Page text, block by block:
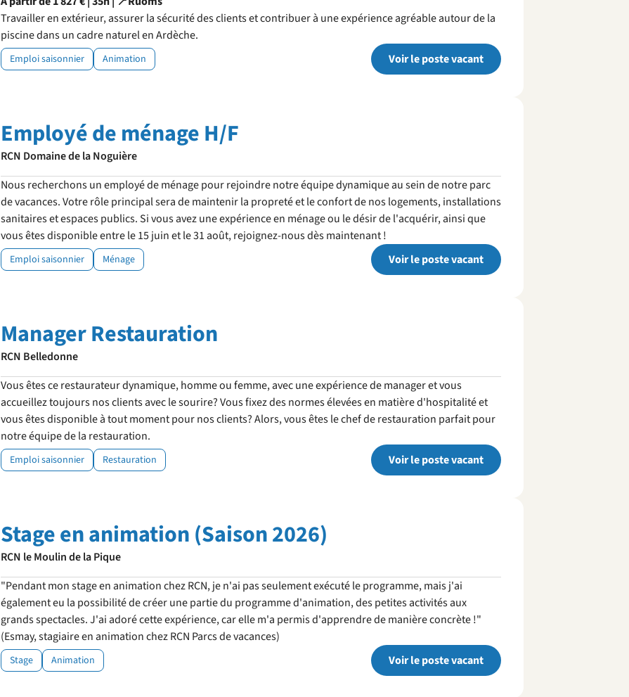
Travailler en extérieur, assurer la sécurité des clients et contribuer à une expérience agréable autour de la
piscine dans un cadre naturel en Ardèche.
Emploi saisonnier Animation Voir le poste vacant
Employé de ménage H/F
RCN Domaine de la Noguière
Nous recherchons un employé de ménage pour rejoindre notre équipe dynamique au sein de notre parc
de vacances. Votre rôle principal sera de maintenir la propreté et le confort de nos logements, installations
sanitaires et espaces publics. Si vous avez une expérience en ménage ou le désir de l'acquérir, ainsi que
vous êtes disponible entre le 15 juin et le 31 août, rejoignez-nous dès maintenant !
Emploi saisonnier Ménage Voir le poste vacant
Manager Restauration
RCN Belledonne
Vous êtes ce restaurateur dynamique, homme ou femme, avec une expérience de manager et vous
accueillez toujours nos clients avec le sourire? Vous fixez des normes élevées en matière d'hospitalité et
vous êtes disponible à tout moment pour nos clients? Alors, vous êtes le chef de restauration parfait pour
notre équipe de la restauration.
Emploi saisonnier Restauration Voir le poste vacant
Stage en animation (Saison 2026)
RCN le Moulin de la Pique
"Pendant mon stage en animation chez RCN, je n'ai pas seulement exécuté le programme, mais j'ai
également eu la possibilité de créer une partie du programme d'animation, des petites activités aux
grands spectacles. J'ai adoré cette expérience, car elle m'a permis d'apprendre de manière concrète !"
(Esmay, stagiaire en animation chez RCN Parcs de vacances)
Stage Animation Voir le poste vacant